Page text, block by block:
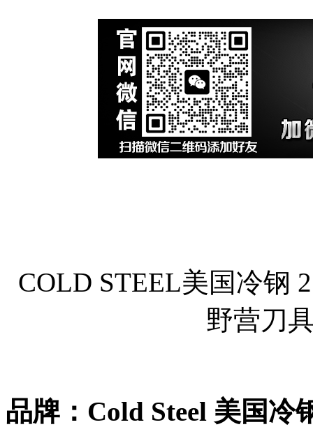
COLD STEEL美国冷钢
野营刀
品牌：Cold Steel 美国冷